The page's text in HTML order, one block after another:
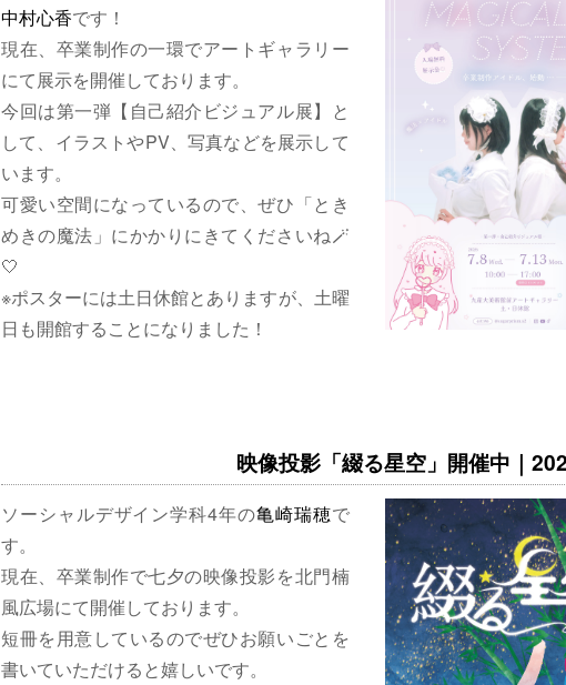
中村心香です！
現在、卒業制作の一環でアートギャラリー
にて展示を開催しております。
今回は第一弾【自己紹介ビジュアル展】と
して、イラストやPV、写真などを展示して
います。
可愛い空間になっているので、ぜひ「とき
めきの魔法」にかかりにきてくださいね🪄
🤍
※ポスターには土日休館とありますが、土曜
日も開館することになりました！
映像投影「綴る星空」開催中｜
ソーシャルデザイン学科4年の亀崎瑞穂で
す。
現在、卒業制作で七夕の映像投影を北門楠
風広場にて開催しております。
短冊を用意しているのでぜひお願いごとを
書いていただけると嬉しいです。